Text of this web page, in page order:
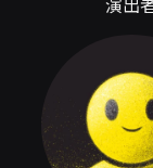
A 大調第
String
降B大調
演出